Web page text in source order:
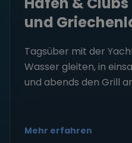
und
Tagsüber mit der
Wasser gleiten, in
und abends den Grill
Mehr erfahren